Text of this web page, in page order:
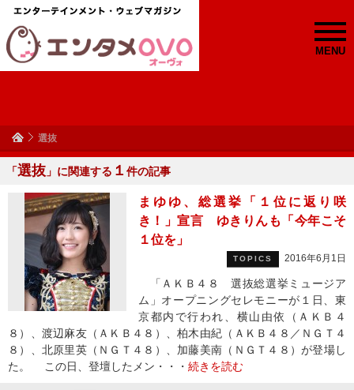
MENU
選抜
「選抜 」に関連する １ 件の記事
まゆゆ、総選挙「１位に返り咲
き！」宣言 ゆきりんも「今年こそ
１位を」
TOPICS 2016年6月1日
「ＡＫＢ４８ 選抜総選挙ミュージア
ム」オープニングセレモニーが１日、東
京都内で行われ、横山由依（ＡＫＢ４
８）、渡辺麻友（ＡＫＢ４８）、柏木由紀（ＡＫＢ４８／ＮＧＴ４
８）、北原里英（ＮＧＴ４８）、加藤美南（ＮＧＴ４８）が登場し
た。 この日、登壇したメン・・・ 続きを読む